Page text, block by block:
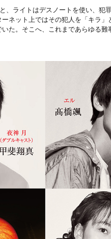
、ライトはデスノートを使い、犯
ネット上ではその犯人を「キラ」
た。そこへ、これまであらゆる難